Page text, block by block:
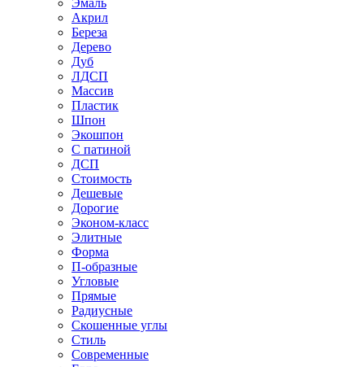
Эмаль
Акрил
Береза
Дерево
Дуб
ЛДСП
Массив
Пластик
Шпон
Экошпон
С патиной
ДСП
Стоимость
Дешевые
Дорогие
Эконом-класс
Элитные
Форма
П-образные
Угловые
Прямые
Радиусные
Скошенные углы
Стиль
Современные